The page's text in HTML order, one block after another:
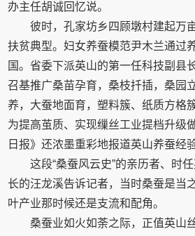
办主任胡诚回忆说。
彼时，孔家坊乡四顾墩村建起万
扶贫典型。妇女养蚕模范尹木兰通过
国。省委下派英山的第一任科技副县
召基推广桑苗孕育，桑枝扦插，桑园
养，大蚕地面育，塑料簇、纸质方格
为提高茧质、实现缫丝工业提档升级
日报》还浓墨重彩地报道英山养蚕经验
这段“桑蚕风云史”的亲历者、时
长的汪龙溪告诉记者，当时桑蚕是当
叶产业那时候还是支流和配角。
桑蚕业如火如荼之际，正值英山